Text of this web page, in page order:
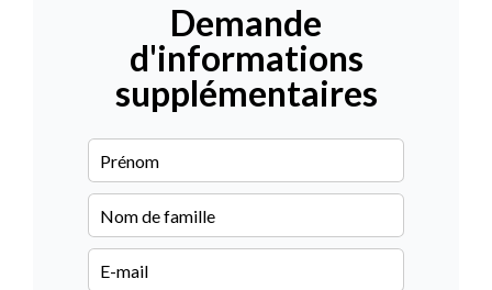
Demande
d'informations
supplémentaires